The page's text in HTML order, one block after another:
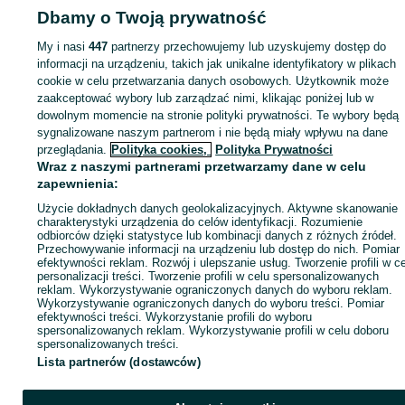
klawiatura, i do grania i do codziennej pracy lub K2 - typowo
trzeba pamiętać iż polskie znaki to CTRL+ALT+litera
- gamingowa myszka o wysokiej czułości 7200 lub 8000 dpi (to nie
są proste myszki o niskiej czułości, jakie często dorzucają inni
sprzedający). Do wyboru spośród 4 wersji kolorystycznych: czarna,
biała, fioletowa i różowa. Każda myszka jest podświetlana.
- głośniki: do wyboru: w klasycznej drewnianej obudowie lub
plastikowe w gamingowym stylu (posiadają podświetlenia)
- słuchawki z mikrofonem. Wygodne, dobrze przekazują dźwięk a
tego ładnie wyglądają, gdyż zawierają podświetlenia
- kamerka internetowa z mikrofonem
- karta WiFi w standardzie 6, dwuzakresowa 2,4 oraz 5 GHz, z
Bluetooth. Więc możesz korzystać jednocześnie i z
bezprzewodowego internetu jak i łączyć się poprzez bluetooth.
Generalnie zestaw jest gotowy do użycia. Wystarczy tylko
do prądu i można działać. Jeśli nie wiesz jak to zrobić lub jak
skonfigurować inne rzeczy (np. drukarkę, WiFi itp.) to w Wrocławiu
i tam gdzie dojeżdżam. Gratis, w ramach ceny komputera :)
Do komputera dorzucam gratis :) grę (do wyboru - proszę pytać
Strona główna Elektronika Komputery Komputery stacjonarne
KATEGORIA
ID:1078241185 Wyświetlenia:
Dbamy o Twoją prywatność
My i nasi447 partnerzy przechowujemy lub uzyskujemy dostęp do
informacji na urządzeniu, takich jak unikalne identyfikatory w plikach
cookie w celu przetwarzania danych osobowych. Użytkownik może
zaakceptować wybory lub zarządzać nimi, klikając poniżej lub w
dowolnym momencie na stronie polityki prywatności. Te wybory będą
sygnalizowane naszym partnerom i nie będą miały wpływu na dane
przeglądania. Polityka cookies, Polityka Prywatności
Wraz z naszymi partnerami przetwarzamy dane w celu
zapewnienia:
Użycie dokładnych danych geolokalizacyjnych. Aktywne skanowanie
charakterystyki urządzenia do celów identyfikacji. Rozumienie
odbiorców dzięki statystyce lub kombinacji danych z różnych źródeł.
Przechowywanie informacji na urządzeniu lub dostęp do nich. Pomiar
efektywności reklam. Rozwój i ulepszanie usług. Tworzenie profili w
personalizacji treści. Tworzenie profili w celu spersonalizowanych
reklam. Wykorzystywanie ograniczonych danych do wyboru reklam.
Wykorzystywanie ograniczonych danych do wyboru treści. Pomiar
efektywności treści. Wykorzystanie profili do wyboru
spersonalizowanych reklam. Wykorzystywanie profili w celu doboru
spersonalizowanych treści.
Lista partnerów (dostawców)